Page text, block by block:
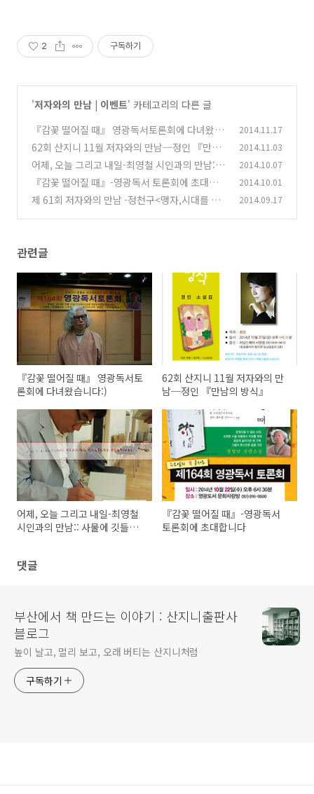
2 구독하기
'저자와의 만남 | 이벤트' 카테고리의 다른 글
『감꽃 떨어질 때』 영광독서토론회에 다녀왔습
니다:)
(0)
2014.11.17
62회 산지니 11월 저자와의 만남─정인 『만남
의 방식』
(0)
2014.11.03
어제, 오늘 그리고 내일-최영철 시인과의 만남::
사물에 깃들인 시간, 기억의 순간들을 말하다
(1)
2014.10.07
『감꽃 떨어질 때』-영광독서 토론회에 초대합
니다 (0)
2014.10.01
제 61회 저자와의 만남 -정천구<맹자,시대를 찌
2014.09.17
관련글
『감꽃 떨어질 때』 영광독서토
론회에 다녀왔습니다:)
62회 산지니 11월 저자와의 만
남─정인 『만남의 방식』
어제, 오늘 그리고 내일-최영철
시인과의 만남:: 사물에 깃들인
『감꽃 떨어질 때』-영광독서
토론회에 초대합니다
댓글
부산에서 책 만드는 이야기 : 산지니출판사
블로그
높이 날고, 멀리 보고, 오래 버티는 산지니처럼
구독하기